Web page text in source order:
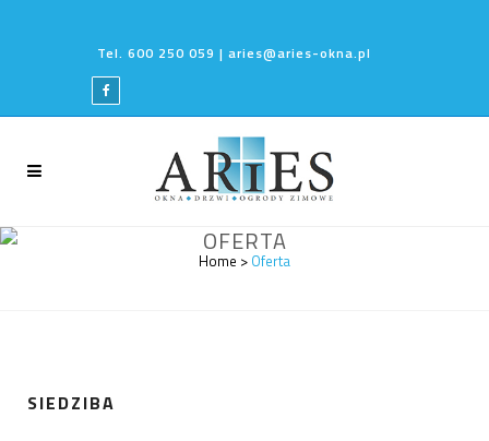
Tel. 600 250 059 | aries@aries-okna.pl
OFERTA
Home > Oferta
SIEDZIBA